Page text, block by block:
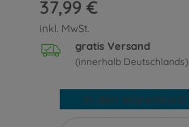
37,99 €
inkl. MwSt.
gratis Versand
(innerhalb Deutschlands)
In den Warenkorb